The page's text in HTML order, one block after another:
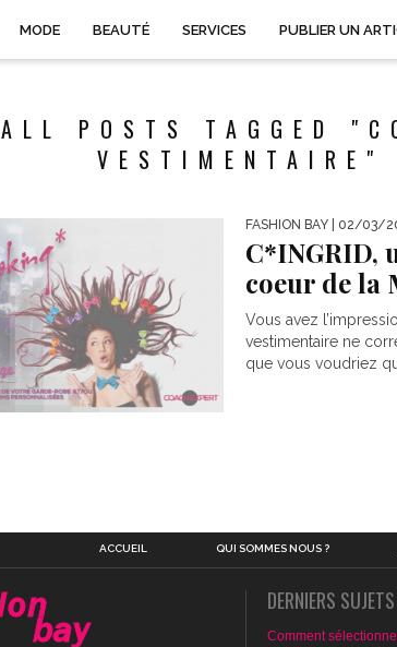
MODE BEAUTÉ SERVICES PUBLIER UN
ALL POSTS TAGGED
VESTIMENTAIRE"
FASHION BAY | 02/03/
C*INGRID,
coeur de la
Vous avez
vestimentaire ne
que vous voudriez
ACCUEIL QUI SOMMES NOUS ?
DERNIERS SUJETS
Comment